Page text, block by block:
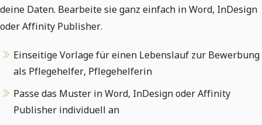
deine Daten. Bearbeite sie ganz einfach in Word, InDesign
oder Affinity Publisher.
Einseitige Vorlage für einen Lebenslauf zur Bewerbung
als Pflegehelfer, Pflegehelferin
Passe das Muster in Word, InDesign oder Affinity
Publisher individuell an